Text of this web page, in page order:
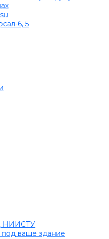
6, 5
НИИСТУ
ваше здание